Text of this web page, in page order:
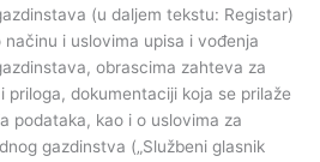
(u daljem tekstu: Registar)
i uslovima upisa i vođenja
obrascima zahteva za
priloga, dokumentaciji koja se prilaže
podataka, kao i o uslovima za
gazdinstva („Službeni glasnik